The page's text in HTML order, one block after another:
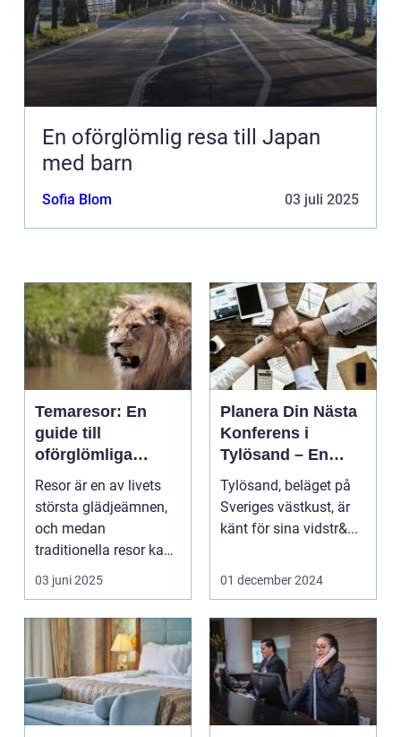
En oförglömlig resa till Japan
med barn
Sofia Blom 03 juli 2025
Temaresor: En
guide till
oförglömliga
upplevelser
Resor är en av livets
största glädjeämnen,
och medan
traditionella resor kan
bju...
03 juni 2025
Planera Din Nästa
Konferens i
Tylösand – En
Oslagbar
Upplevelse
Tylösand, beläget på
Sveriges västkust, är
känt för sina vidstr&...
01 december 2024